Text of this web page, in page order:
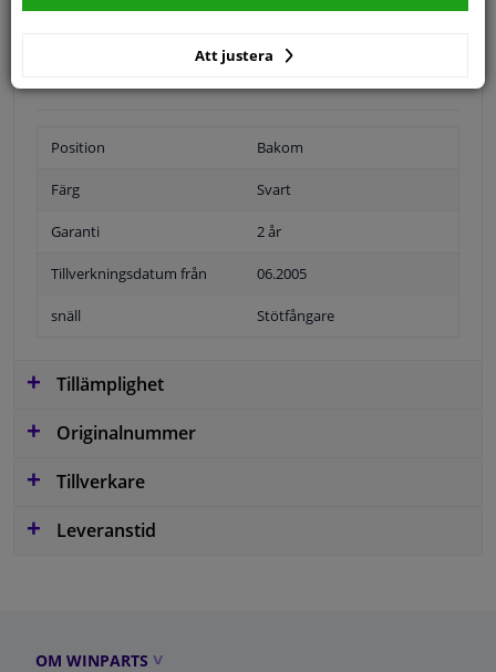
Position Bakom
Färg Svart
Garanti 2 år
Tillverkningsdatum från 06.2005
snäll Stötfångare
Tillämplighet
Originalnummer
Tillverkare
Leveranstid
OM WINPARTS
Att justera